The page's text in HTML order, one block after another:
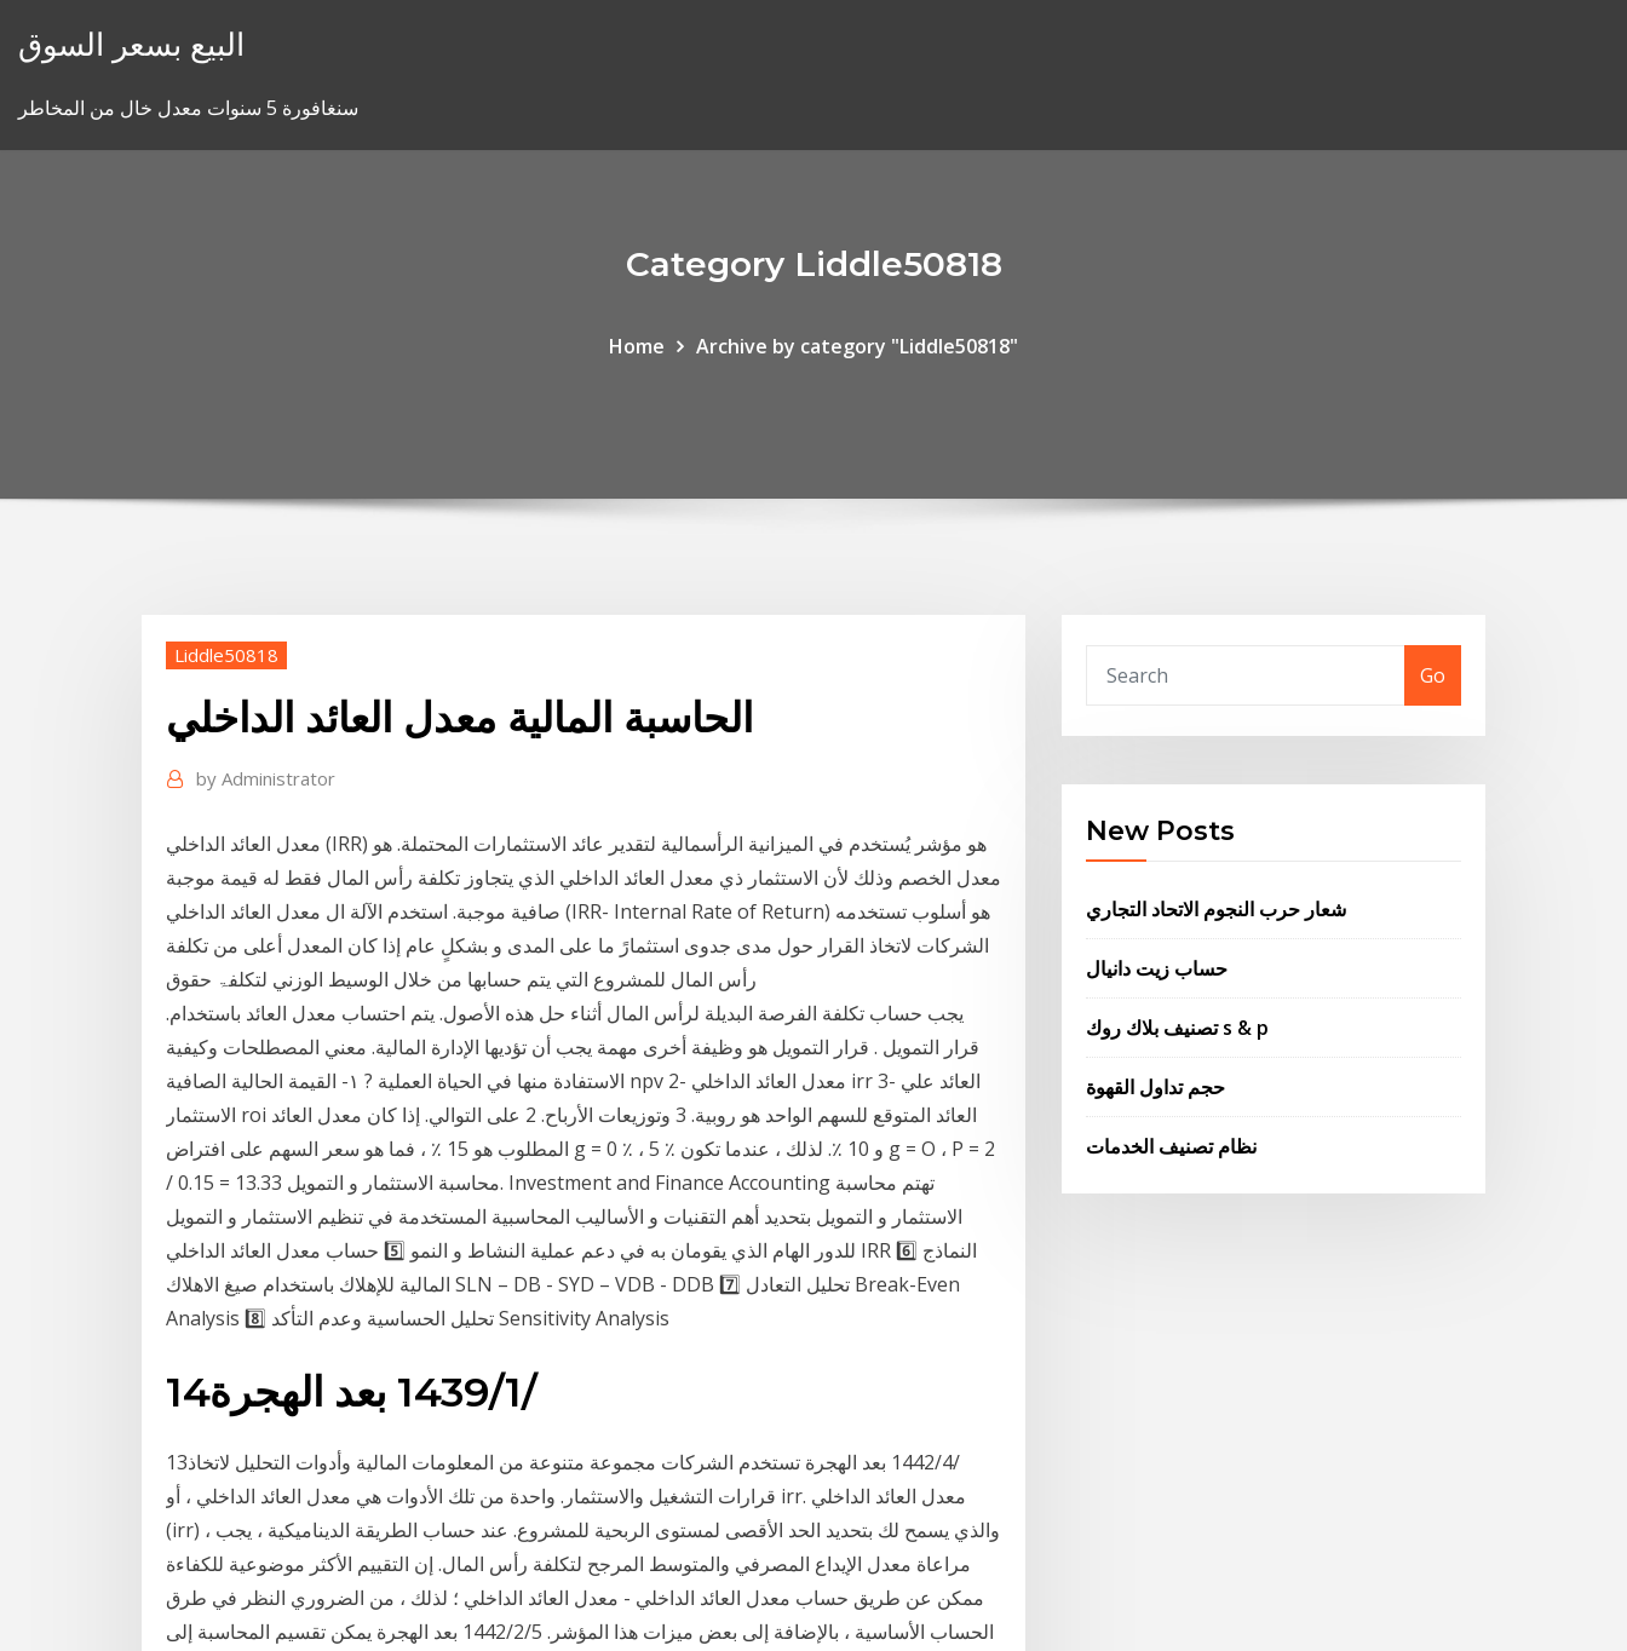
البيع بسعر السوق
سنغافورة 5 سنوات معدل خال من المخاطر
Category Liddle50818
Home Archive by category "Liddle50818"
Liddle50818
الحاسبة المالية معدل العائد الداخلي
by Administrator
معدل العائد الداخلي (IRR) هو مؤشر يُستخدم في الميزانية الرأسمالية لتقدير عائد الاستثمارات المحتملة. هو
معدل الخصم وذلك لأن الاستثمار ذي معدل العائد الداخلي الذي يتجاوز تكلفة رأس المال فقط له قيمة موجبة
صافية موجبة. استخدم الآلة ال معدل العائد الداخلي (IRR- Internal Rate of Return) هو أسلوب تستخدمه
الشركات لاتخاذ القرار حول مدى جدوى استثمارً ما على المدى و بشكلٍ عام إذا كان المعدل أعلى من تكلفة
رأس المال للمشروع التي يتم حسابها من خلال الوسيط الوزني لتكلفۃ حقوق
يجب حساب تكلفة الفرصة البديلة لرأس المال أثناء حل هذه الأصول. يتم احتساب معدل العائد باستخدام.
قرار التمويل . قرار التمويل هو وظيفة أخرى مهمة يجب أن تؤديها الإدارة المالية. معني المصطلحات وكيفية
الاستفادة منها في الحياة العملية ? ١- القيمة الحالية الصافية npv 2- معدل العائد الداخلي irr 3- العائد علي
الاستثمار roi العائد المتوقع للسهم الواحد هو روبية. 3 وتوزيعات الأرباح. 2 على التوالي. إذا كان معدل العائد
المطلوب هو 15 ٪ ، فما هو سعر السهم على افتراض g = 0 ٪ ، 5 ٪ و 10 ٪. لذلك ، عندما تكون g = O ، P = 2
/ 0.15 = 13.33 محاسبة الاستثمار و التمويل. Investment and Finance Accounting تهتم محاسبة
الاستثمار و التمويل بتحديد أهم التقنيات و الأساليب المحاسبية المستخدمة في تنظيم الاستثمار و التمويل
للدور الهام الذي يقومان به في دعم عملية النشاط و النمو 5️⃣ حساب معدل العائد الداخلي IRR 6️⃣ النماذج
المالية للإهلاك باستخدام صيغ الاهلاك SLN – DB - SYD – VDB - DDB 7️⃣ تحليل التعادل Break-Even
Analysis 8️⃣ تحليل الحساسية وعدم التأكد Sensitivity Analysis
14‏‏/1‏‏/1439 بعد الهجرة
13‏‏/4‏‏/1442 بعد الهجرة تستخدم الشركات مجموعة متنوعة من المعلومات المالية وأدوات التحليل لاتخاذ
قرارات التشغيل والاستثمار. واحدة من تلك الأدوات هي معدل العائد الداخلي ، أو irr. معدل العائد الداخلي
(irr) ، والذي يسمح لك بتحديد الحد الأقصى لمستوى الربحية للمشروع. عند حساب الطريقة الديناميكية ، يجب
مراعاة معدل الإيداع المصرفي والمتوسط المرجح لتكلفة رأس المال. إن التقييم الأكثر موضوعية للكفاءة
ممكن عن طريق حساب معدل العائد الداخلي - معدل العائد الداخلي ؛ لذلك ، من الضروري النظر في طرق
الحساب الأساسية ، بالإضافة إلى بعض ميزات هذا المؤشر. 5‏‏/2‏‏/1442 بعد الهجرة يمكن تقسيم المحاسبة إلى
Go
New Posts
شعار حرب النجوم الاتحاد التجاري
حساب زيت دانيال
تصنيف بلاك روك s & p
حجم تداول القهوة
نظام تصنيف الخدمات